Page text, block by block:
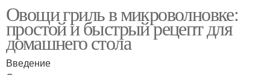
Овощи гриль в микроволновке:
простой и быстрый рецепт для
домашнего стола
Введение